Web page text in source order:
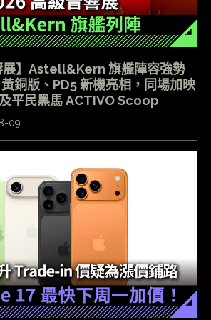
展】Astell&Kern 旗艦陣容強勢
銅版、PD5 新機亮相，同場加映
平民黑馬 ACTIVO Scoop
09